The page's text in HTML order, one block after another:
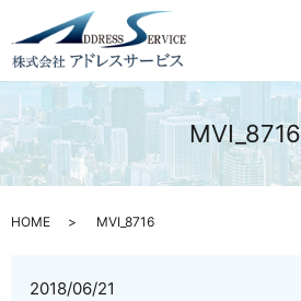
MVI_8716
HOME MVI_8716
2018/06/21